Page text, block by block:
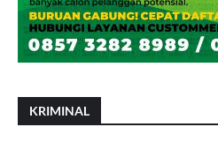
KRIMINAL